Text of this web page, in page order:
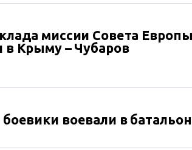
миссии Совета
в Крыму – Чубаров
воевали в